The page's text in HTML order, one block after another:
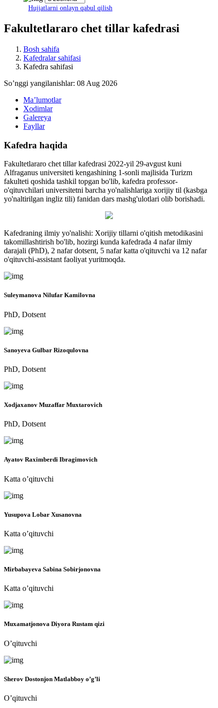
Hujjatlarni onlayn qabul qilish
Fakultetlararo chet tillar kafedrasi
Bosh sahifa
Kafedralar sahifasi
Kafedra sahifasi
Soʼnggi yangilanishlar: 08 Aug 2026
Maʼlumotlar
Xodimlar
Galereya
Fayllar
Kafedra haqida
Fakultetlararo chet tillar kafedrasi 2022-yil 29-avgust kuni
Alfraganus universiteti kengashining 1-sonli majlisida Turizm
fakulteti qoshida tashkil topgan bo'lib, kafedra professor-
o'qituvchilari universitetni barcha yo'nalishlariga xorijiy til (kasbga
yo'naltirilgan ingliz tili) fanidan dars mashg'ulotlari olib borishadi.
Kafedraning ilmiy yo'nalishi: Xorijiy tillarni o'qitish metodikasini
takomillashtirish bo'lib, hozirgi kunda kafedrada 4 nafar ilmiy
darajali (PhD), 2 nafar dotsent, 5 nafar katta o'qituvchi va 12 nafar
o'qituvchi-assistant faoliyat yuritmoqda.
Suleymanova Nilufar Kamilovna
PhD, Dotsent
Sanoyeva Gulbar Rizoqulovna
PhD, Dotsent
Xodjaxanov Muzaffar Muxtarovich
PhD, Dotsent
Ayatov Raximberdi Ibragimovich
Katta o’qituvchi
Yusupova Lobar Xusanovna
Katta o’qituvchi
Mirbabayeva Sabina Sobirjonovna
Katta o’qituvchi
Muxamatjonova Diyora Rustam qizi
O’qituvchi
Sherov Dostonjon Matlabboy o’g’li
O’qituvchi